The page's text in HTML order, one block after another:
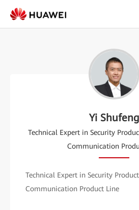
Yi Shufeng
Technical Expert in Security
Communication
Technical Expert in Security
Communication Product Line